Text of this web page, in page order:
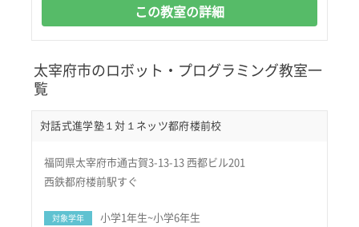
この教室の詳細
太宰府市のロボット・プログラミング教室一
覧
対話式進学塾１対１ネッツ都府楼前校
福岡県太宰府市通古賀3-13-13 西都ビル201
西鉄都府楼前駅すぐ
対象学年 小学1年生~小学6年生